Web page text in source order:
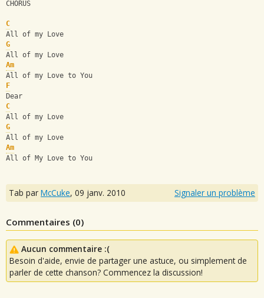
CHORUS
C
All of my Love
G
All of my Love
Am
All of my Love to You
F
Dear
C
All of my Love
G
All of my Love
Am
All of My Love to You
Tab par McCuke, 09 janv. 2010 Signaler un problème
Commentaires (0)
Aucun commentaire :(
Besoin d'aide, envie de partager une astuce, ou simplement de
parler de cette chanson? Commencez la discussion!